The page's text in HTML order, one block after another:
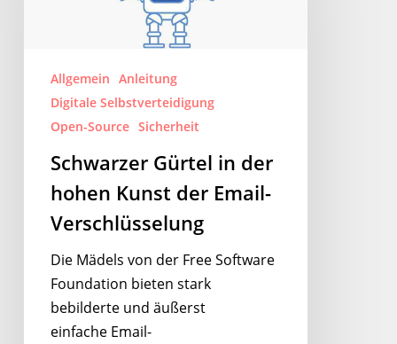
Verschlüsselung
Allgemein Anleitung
Digitale Selbstverteidigung
Open-Source Sicherheit
Schwarzer Gürtel in der
hohen Kunst der Email-
Verschlüsselung
Die Mädels von der Free Software
Foundation bieten stark
bebilderte und äußerst
einfache Email-